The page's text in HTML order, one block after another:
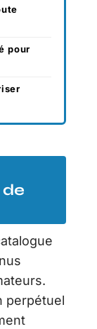
pour
de
perpétuel